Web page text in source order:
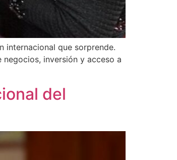
internacional que sorprende.
inversión y acceso a
del